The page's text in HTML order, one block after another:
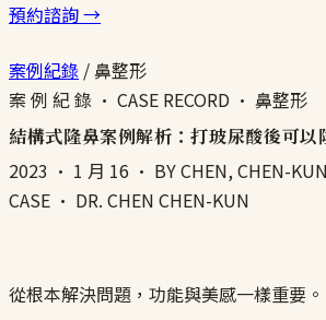
預約諮詢 →
案例紀錄 /鼻整形
案 例 紀 錄 · CASE RECORD · 鼻整形
結構式隆鼻案例解析：打玻尿酸後可以
2023 · 1 月 16 · BY CHEN, CHEN-
CASE · DR. CHEN CHEN-KUN
從根本解決問題，功能與美感一樣重要。